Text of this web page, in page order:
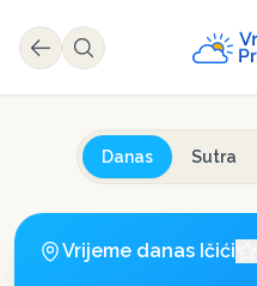
Danas Sutra
Vrijeme danas Ičići